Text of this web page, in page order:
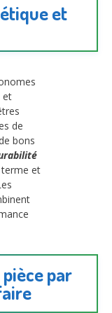
et
et
de
bons
et
par